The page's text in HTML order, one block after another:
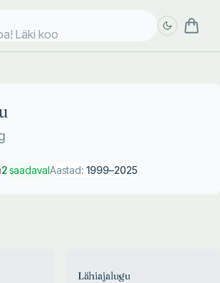
Läki kool
2saadavalAastad: 1999–2025
Lähiajalugu